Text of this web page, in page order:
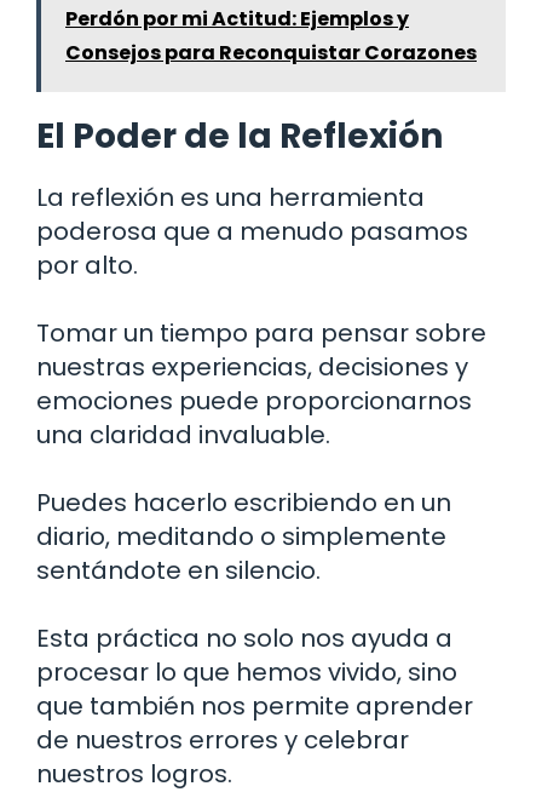
Perdón por mi Actitud: Ejemplos y
Consejos para Reconquistar Corazones
El Poder de la Reflexión
La reflexión es una herramienta
poderosa que a menudo pasamos
por alto.
Tomar un tiempo para pensar sobre
nuestras experiencias, decisiones y
emociones puede proporcionarnos
una claridad invaluable.
Puedes hacerlo escribiendo en un
diario, meditando o simplemente
sentándote en silencio.
Esta práctica no solo nos ayuda a
procesar lo que hemos vivido, sino
que también nos permite aprender
de nuestros errores y celebrar
nuestros logros.